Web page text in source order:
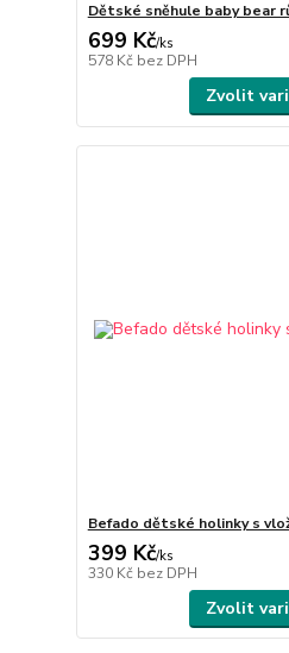
Dětské sněhule baby bear
699 Kč/ks
578 Kč bez DPH
Zvolit
Befado dětské holinky s
399 Kč/ks
330 Kč bez DPH
Zvolit